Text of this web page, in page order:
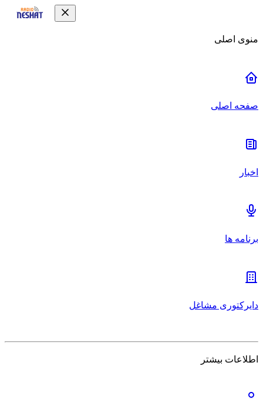
منوی اصلی
صفحه اصلی
اخبار
برنامه ها
دایرکتوری مشاغل
اطلاعات بیشتر